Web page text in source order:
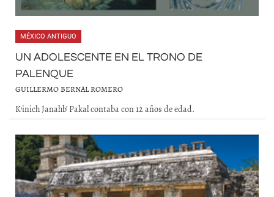
MÉXICO ANTIGUO
UN ADOLESCENTE EN EL TRONO DE
PALENQUE
GUILLERMO BERNAL ROMERO
K’inich Janahb’ Pakal contaba con 12 años de edad.